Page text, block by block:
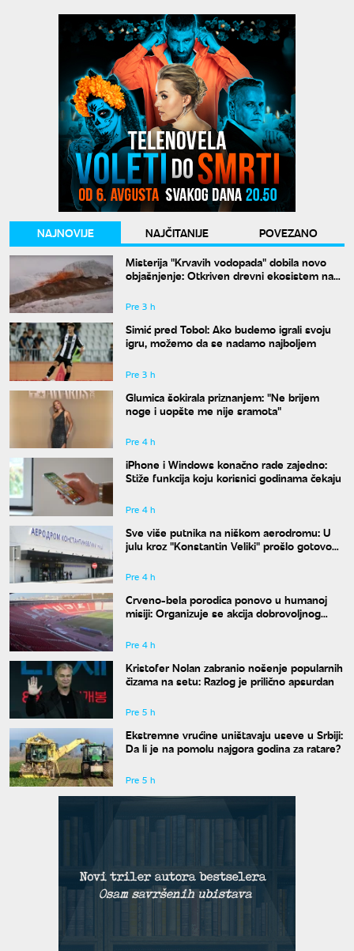
NAJNOVIJE NAJČITANIJE
POVEZANO
Misterija "Krvavih vodopada" dobila novo
objašnjenje: Otkriven drevni ekosistem na
Pre 3 h
Simić pred Tobol: Ako budemo igrali svoju
igru, možemo da se nadamo najboljem
Pre 3 h
Glumica šokirala priznanjem: "Ne brijem
noge i uopšte me nije sramota"
Pre 4 h
iPhone i Windows konačno rade zajedno:
Stiže funkcija koju korisnici godinama čekaju
Pre 4 h
Sve više putnika na niškom aerodromu: U
julu kroz "Konstantin Veliki" prošlo gotovo
Pre 4 h
Crveno-bela porodica ponovo u humanoj
misiji: Organizuje se akcija dobrovoljnog
Pre 4 h
Kristofer Nolan zabranio nošenje popularnih
čizama na setu: Razlog je prilično apsurdan
Pre 5 h
Ekstremne vrućine uništavaju useve u Srbiji:
Da li je na pomolu najgora godina za ratare?
Pre 5 h